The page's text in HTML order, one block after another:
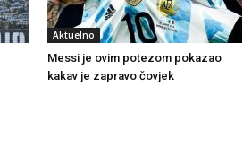
Aktuelno
Messi je ovim potezom pokazao
kakav je zapravo čovjek